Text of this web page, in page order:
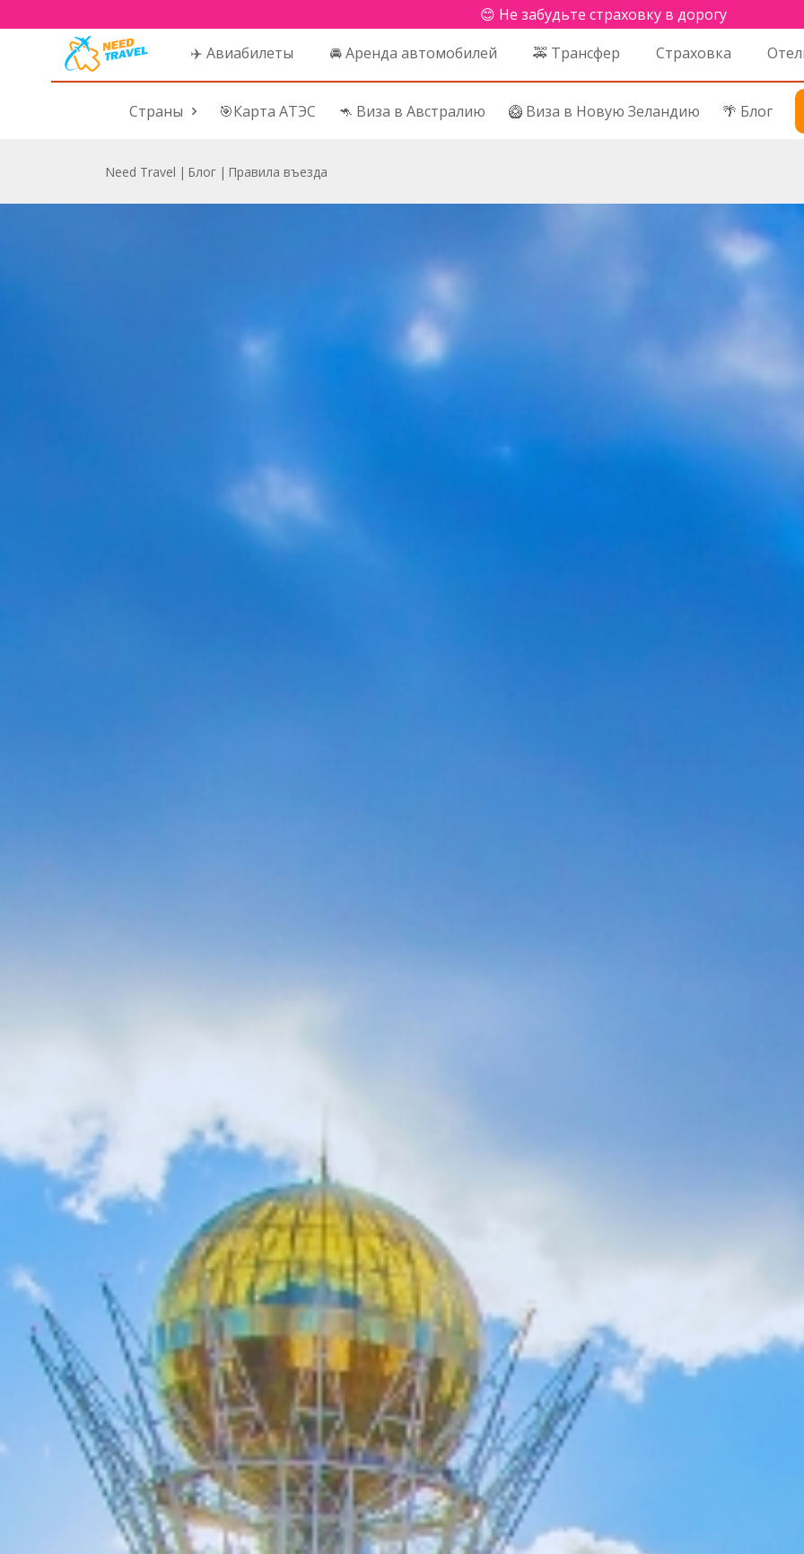
😊 Не забудьте страховку в дорогу
✈️ Авиабилеты
🚘 Аренда автомобилей 🚕 Трансфер Страховка
Страны 🎯Карта АТЭС 🦘 Виза в Австралию 🥝 Виза в Новую Зеландию 🌴 Блог
Need Travel | Блог | Правила въезда